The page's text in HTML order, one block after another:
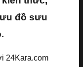
đồ sưu
24Kara.com